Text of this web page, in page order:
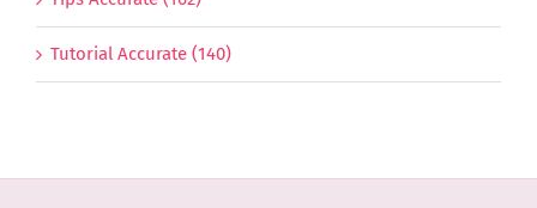
Tutorial Accurate (140)